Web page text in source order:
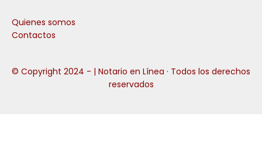
Quienes somos
Contactos
© Copyright 2024 - | Notario en Línea · Todos los derechos
reservados